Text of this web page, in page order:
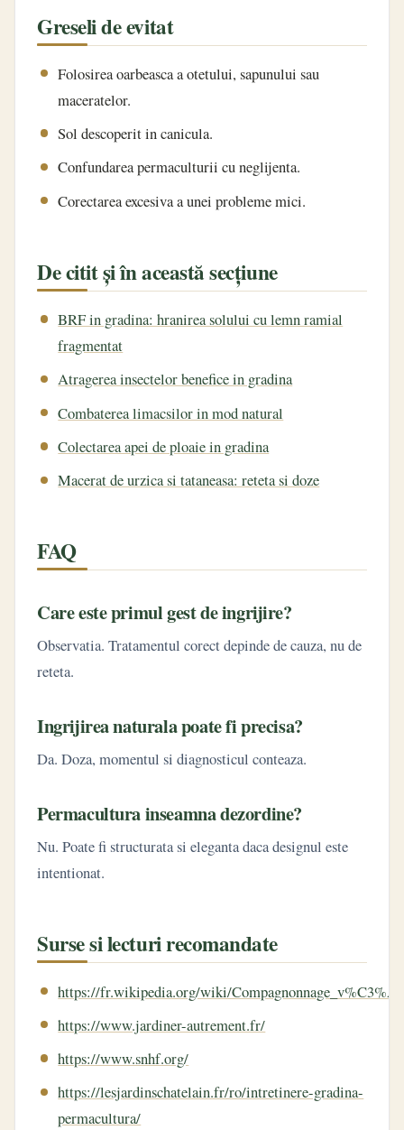
Greseli de evitat
Folosirea oarbeasca a otetului, sapunului sau
maceratelor.
Sol descoperit in canicula.
Confundarea permaculturii cu neglijenta.
Corectarea excesiva a unei probleme mici.
De citit și în această secțiune
BRF in gradina: hranirea solului cu lemn ramial
fragmentat
Atragerea insectelor benefice in gradina
Combaterea limacsilor in mod natural
Colectarea apei de ploaie in gradina
Macerat de urzica si tataneasa: reteta si doze
FAQ
Care este primul gest de ingrijire?
Observatia. Tratamentul corect depinde de cauza, nu de
reteta.
Ingrijirea naturala poate fi precisa?
Da. Doza, momentul si diagnosticul conteaza.
Permacultura inseamna dezordine?
Nu. Poate fi structurata si eleganta daca designul este
intentionat.
Surse si lecturi recomandate
https://fr.wikipedia.org/wiki/
https://www.jardiner-autrement.fr/
https://www.snhf.org/
https://lesjardinschatelain.fr/ro/intretinere-gradina-
permacultura/